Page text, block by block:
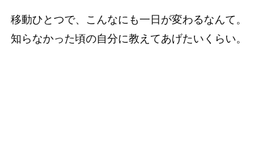
移動ひとつで、こんなにも一日が変わるなんて。
知らなかった頃の自分に教えてあげたいくらい。